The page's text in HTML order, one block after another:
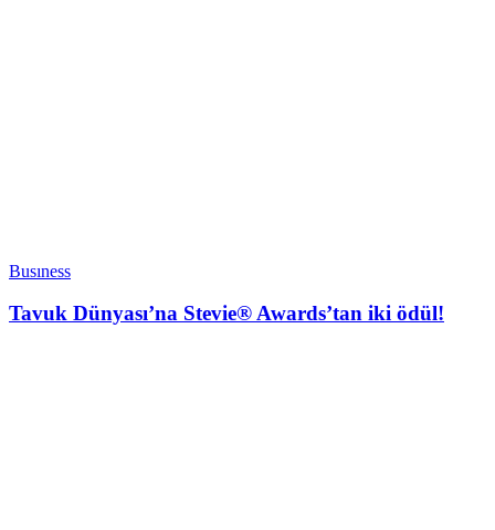
Busıness
Tavuk Dünyası’na Stevie® Awards’tan iki ödül!